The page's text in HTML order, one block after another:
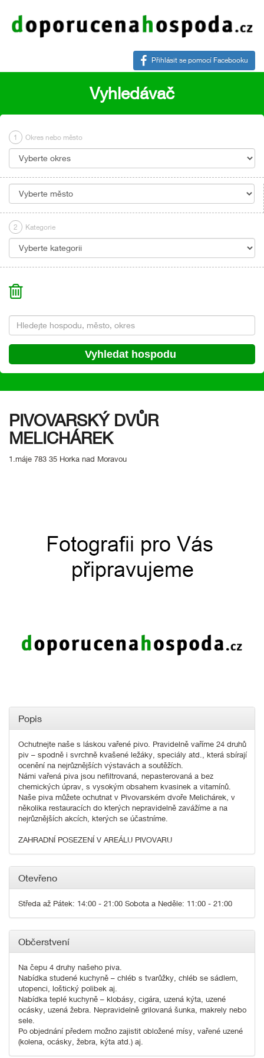
Přihlásit se pomocí Facebooku
Vyhledávač
1 Okres nebo město
2 Kategorie
PIVOVARSKÝ DVŮR
MELICHÁREK
1.máje 783 35 Horka nad Moravou
Popis
Ochutnejte naše s láskou vařené pivo. Pravidelně vaříme 24 druhů
piv – spodně i svrchně kvašené ležáky, speciály atd., která sbírají
ocenění na nejrůznějších výstavách a soutěžích.
Námi vařená piva jsou nefiltrovaná, nepasterovaná a bez
chemických úprav, s vysokým obsahem kvasinek a vitamínů.
Naše piva můžete ochutnat v Pivovarském dvoře Melichárek, v
několika restauracích do kterých nepravidelně zavážíme a na
nejrůznějších akcích, kterých se účastníme.
ZAHRADNÍ POSEZENÍ V AREÁLU PIVOVARU
Otevřeno
Středa až Pátek: 14:00 - 21:00 Sobota a Neděle: 11:00 - 21:00
Občerstvení
Na čepu 4 druhy našeho piva.
Nabídka studené kuchyně – chléb s tvarůžky, chléb se sádlem,
utopenci, loštický polibek aj.
Nabídka teplé kuchyně – klobásy, cigára, uzená kýta, uzené
ocásky, uzená žebra. Nepravidelně grilovaná šunka, makrely nebo
sele.
Po objednání předem možno zajistit obložené mísy, vařené uzené
(kolena, ocásky, žebra, kýta atd.) aj.